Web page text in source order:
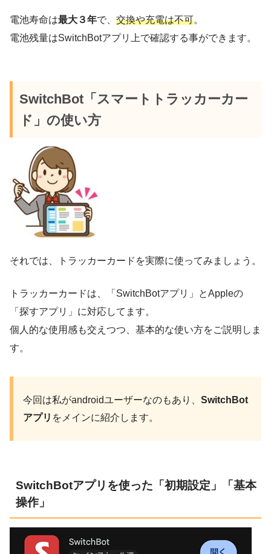
電池寿命は最大３年で、 交換や充電は不可。
電池残量はSwitchBotアプリ上で確認する事ができます。
SwitchBot「スマートトラッカーカー
ド」の使い方
それでは、トラッカーカードを実際に使ってみましょう。
トラッカーカードは、「SwitchBotアプリ」とAppleの
「探すアプリ」に対応してます。
個人的な使用感も交えつつ、基本的な使い方をご説明しま
す。
今回は私がandroidユーザーなのもあり、 SwitchBot
アプリ をメインに紹介します。
SwitchBotアプリを使った「初期設定」「基本
操作」